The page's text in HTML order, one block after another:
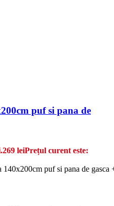
puf si pana de
269 leiPrețul curent este:
puf si pana de gasca